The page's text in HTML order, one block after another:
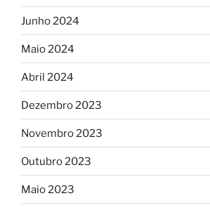
Junho 2024
Maio 2024
Abril 2024
Dezembro 2023
Novembro 2023
Outubro 2023
Maio 2023